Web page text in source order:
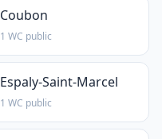
Coubon
1 WC public
Espaly-Saint-Marcel
1 WC public